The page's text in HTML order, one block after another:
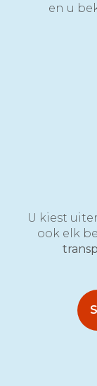
en u
U kiest
ook elk